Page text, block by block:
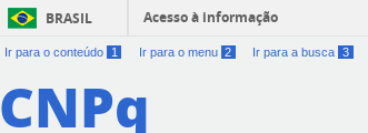
BRASIL Acesso à informação
Ir para o conteúdo 1 Ir para o menu 2 Ir para a busca 3
CNPq